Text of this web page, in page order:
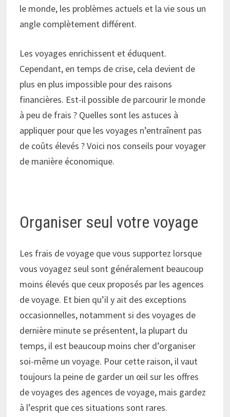
le monde, les problèmes actuels et la vie sous un
angle complètement différent.
Les voyages enrichissent et éduquent.
Cependant, en temps de crise, cela devient de
plus en plus impossible pour des raisons
financières. Est-il possible de parcourir le monde
à peu de frais ? Quelles sont les astuces à
appliquer pour que les voyages n’entraînent pas
de coûts élevés ? Voici nos conseils pour voyager
de manière économique.
Organiser seul votre voyage
Les frais de voyage que vous supportez lorsque
vous voyagez seul sont généralement beaucoup
moins élevés que ceux proposés par les agences
de voyage. Et bien qu’il y ait des exceptions
occasionnelles, notamment si des voyages de
dernière minute se présentent, la plupart du
temps, il est beaucoup moins cher d’organiser
soi-même un voyage. Pour cette raison, il vaut
toujours la peine de garder un œil sur les offres
de voyages des agences de voyage, mais gardez
à l’esprit que ces situations sont rares.